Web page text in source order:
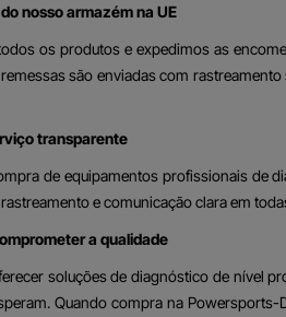
nosso armazém na UE
os produtos e expedimos as
são enviadas com
transparente
de equipamentos profissionais de
e comunicação clara em
a qualidade
soluções de diagnóstico de nível
Quando compra na